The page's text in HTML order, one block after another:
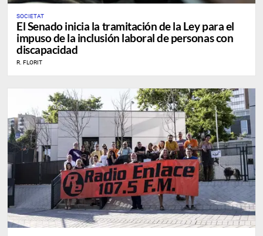
SOCIETAT
El Senado inicia la tramitación de la Ley para el
impuso de la inclusión laboral de personas con
discapacidad
R. FLORIT